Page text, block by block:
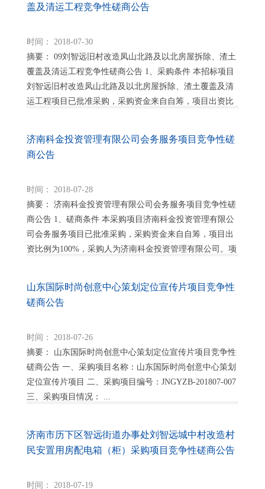
盖及清运工程竞争性磋商公告
时间： 2018-07-30
摘要： 09刘智远旧村改造凤山北路及以北房屋拆除、渣土
覆盖及清运工程竞争性磋商公告 1、采购条件 本招标项目
刘智远旧村改造凤山北路及以北房屋拆除、渣土覆盖及清
运工程项目已批准采购，采购资金来自自筹，项目出资比
济南科金投资管理有限公司会务服务项目竞争性磋
商公告
时间： 2018-07-28
摘要： 济南科金投资管理有限公司会务服务项目竞争性磋
商公告 1、磋商条件 本采购项目济南科金投资管理有限公
司会务服务项目已批准采购，采购资金来自自筹，项目出
资比例为100%，采购人为济南科金投资管理有限公司。项
山东国际时尚创意中心策划定位宣传片项目竞争性
磋商公告
时间： 2018-07-26
摘要： 山东国际时尚创意中心策划定位宣传片项目竞争性
磋商公告 一、采购项目名称：山东国际时尚创意中心策划
定位宣传片项目 二、采购项目编号：JNGYZB-201807-007
三、采购项目情况： ...
济南市历下区智远街道办事处刘智远城中村改造村
民安置用房配电箱（柜）采购项目竞争性磋商公告
时间： 2018-07-19